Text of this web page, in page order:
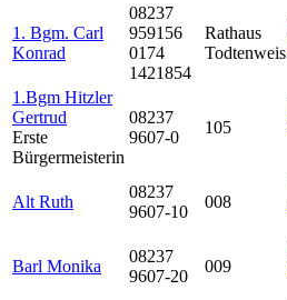
1. Bgm. Carl
Konrad
08237
959156
0174
1421854
Rathaus
Todtenweis
1.Bgm Hitzler
Gertrud
Erste
Bürgermeisterin
08237
9607-0
105
Alt Ruth
08237
9607-10
008
Barl Monika
08237
9607-20
009